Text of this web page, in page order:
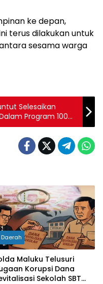
ke depan,
terus dilakukan untuk
sesama warga
Selesaikan
Program 100
Daerah
Maluku Telusuri
Korupsi Dana
Sekolah SBT